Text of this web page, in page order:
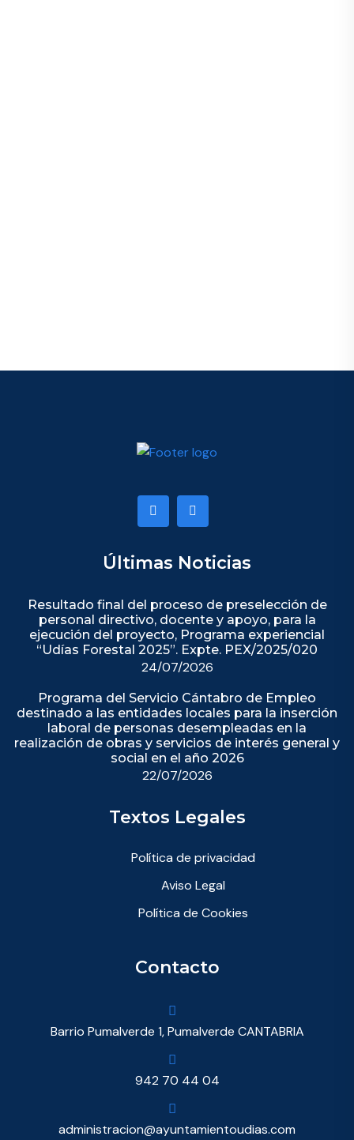
Últimas Noticias
Resultado final del proceso de preselección de
personal directivo, docente y apoyo, para la
ejecución del proyecto, Programa experiencial
“Udías Forestal 2025”. Expte. PEX/2025/020
24/07/2026
Programa del Servicio Cántabro de Empleo
destinado a las entidades locales para la inserción
laboral de personas desempleadas en la
realización de obras y servicios de interés general y
social en el año 2026
22/07/2026
Textos Legales
Política de privacidad
Aviso Legal
Política de Cookies
Contacto
Barrio Pumalverde 1, Pumalverde CANTABRIA
942 70 44 04
administracion@ayuntamientoudias.com